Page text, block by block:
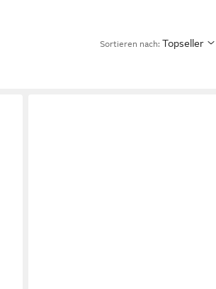
Sortieren nach: Topseller